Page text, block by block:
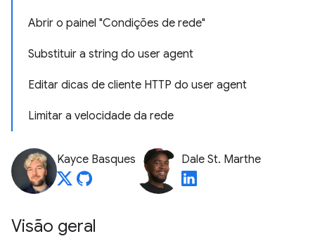
Abrir o painel "Condições de rede"
Substituir a string do user agent
Editar dicas de cliente HTTP do user agent
Limitar a velocidade da rede
Kayce Basques Dale St. Marthe
Visão geral